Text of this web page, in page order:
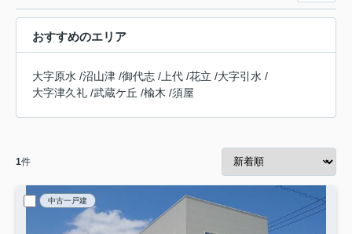
おすすめのエリア
大字原水 /沼山津 /御代志 / 上代 /花立 /大字引水 /
大字津久礼 /武蔵ケ丘 /楡木 /須屋
1件
中古一戸建